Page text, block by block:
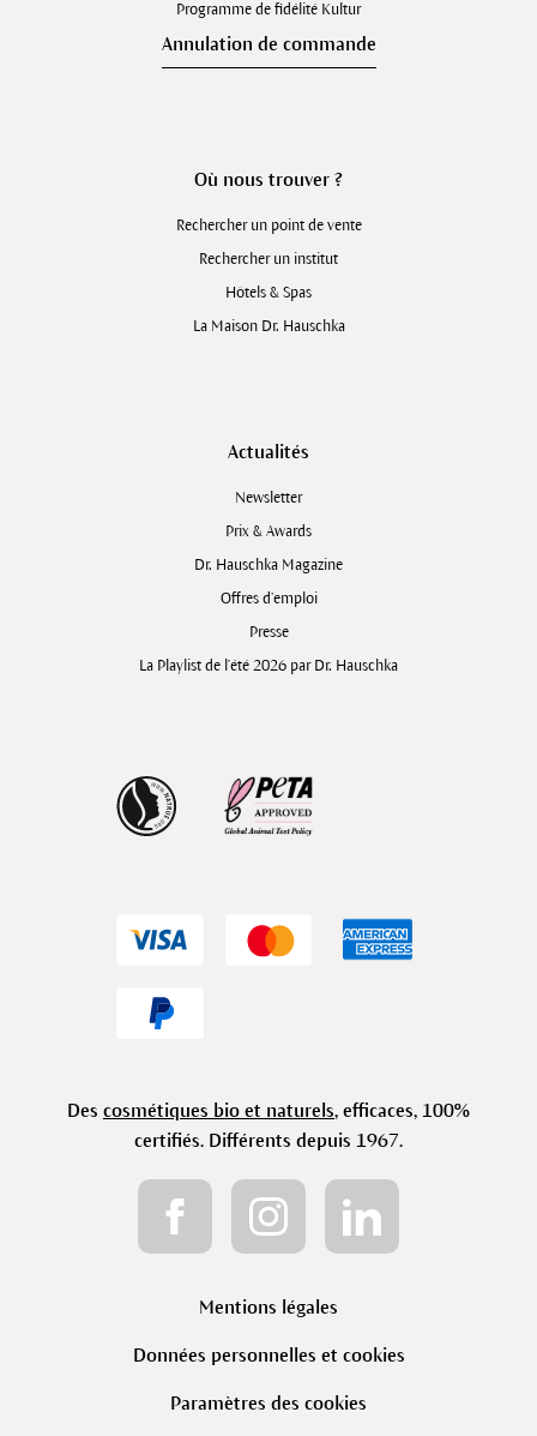
Programme de fidélité Kultur
Annulation de commande
Où nous trouver ?
Rechercher un point de vente
Rechercher un institut
Hôtels & Spas
La Maison Dr. Hauschka
Actualités
Newsletter
Prix & Awards
Dr. Hauschka Magazine
Offres d’emploi
Presse
La Playlist de l'été 2026 par Dr. Hauschka
Des cosmétiques bio et naturels, efficaces, 100%
certifiés. Différents depuis 1967.
Mentions légales
Données personnelles et cookies
Paramètres des cookies